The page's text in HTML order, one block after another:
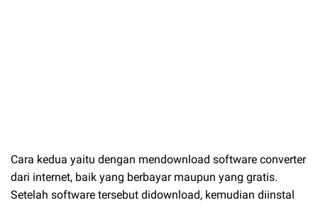
Cara kedua yaitu dengan mendownload software converter
dari internet, baik yang berbayar maupun yang gratis.
Setelah software tersebut didownload, kemudian diinstal